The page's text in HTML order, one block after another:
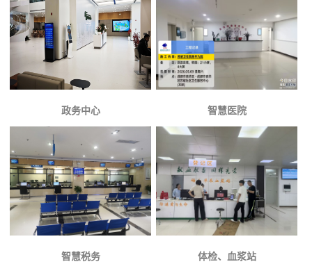
政务中心 智慧医院
智慧税务 体检、血浆站